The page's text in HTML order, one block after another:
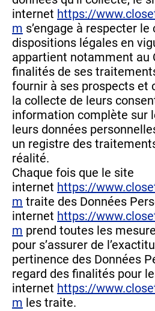
internet https://
m s’engage à respecter le
dispositions légales en
appartient notamment au
finalités de ses
fournir à ses prospects et
la collecte de leurs
information complète sur
leurs données
un registre des
réalité.
Chaque fois que le site
internet https://
m traite des Données
internet https://
m prend toutes les
pour s’assurer de
pertinence des Données
regard des finalités pour
internet https://
m les traite.